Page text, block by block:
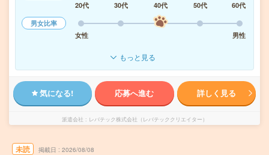
20代
30代 40代 50代
60代
男女比率
女性
男性
もっと見る
気になる! 応募へ進む 詳しく見る
派遣会社 レバテック株式会社（レバテッククリエイター）
未読 掲載日 2026/08/08